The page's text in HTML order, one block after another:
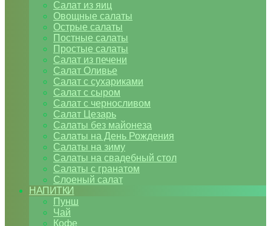
Салат из яиц
Овощные салаты
Острые салаты
Постные салаты
Простые салаты
Салат из печени
Салат Оливье
Салат с сухариками
Салат с сыром
Салат с черносливом
Салат Цезарь
Салаты без майонеза
Салаты на День Рождения
Салаты на зиму
Салаты на свадебный стол
Салаты с гранатом
Слоеный салат
НАПИТКИ
Пунш
Чай
Кофе